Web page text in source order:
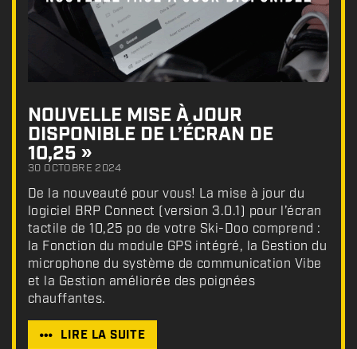
NOUVELLE MISE À JOUR
DISPONIBLE DE L’ÉCRAN DE
10,25 »
30 OCTOBRE 2024
De la nouveauté pour vous! La mise à jour du
logiciel BRP Connect (version 3.0.1) pour l’écran
tactile de 10,25 po de votre Ski-Doo comprend :
la Fonction du module GPS intégré, la Gestion du
microphone du système de communication Vibe
et la Gestion améliorée des poignées
chauffantes.
LIRE LA SUITE